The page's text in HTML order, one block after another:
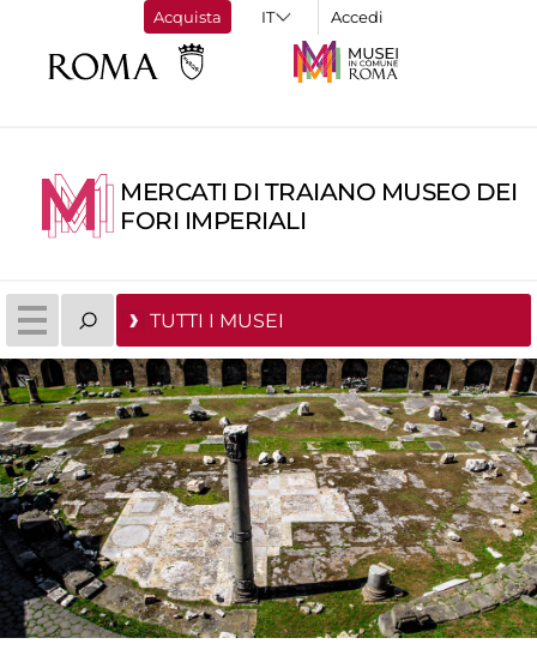
Acquista Accedi
MERCATI DI TRAIANO MUSEO DEI
FORI IMPERIALI
TUTTI I MUSEI